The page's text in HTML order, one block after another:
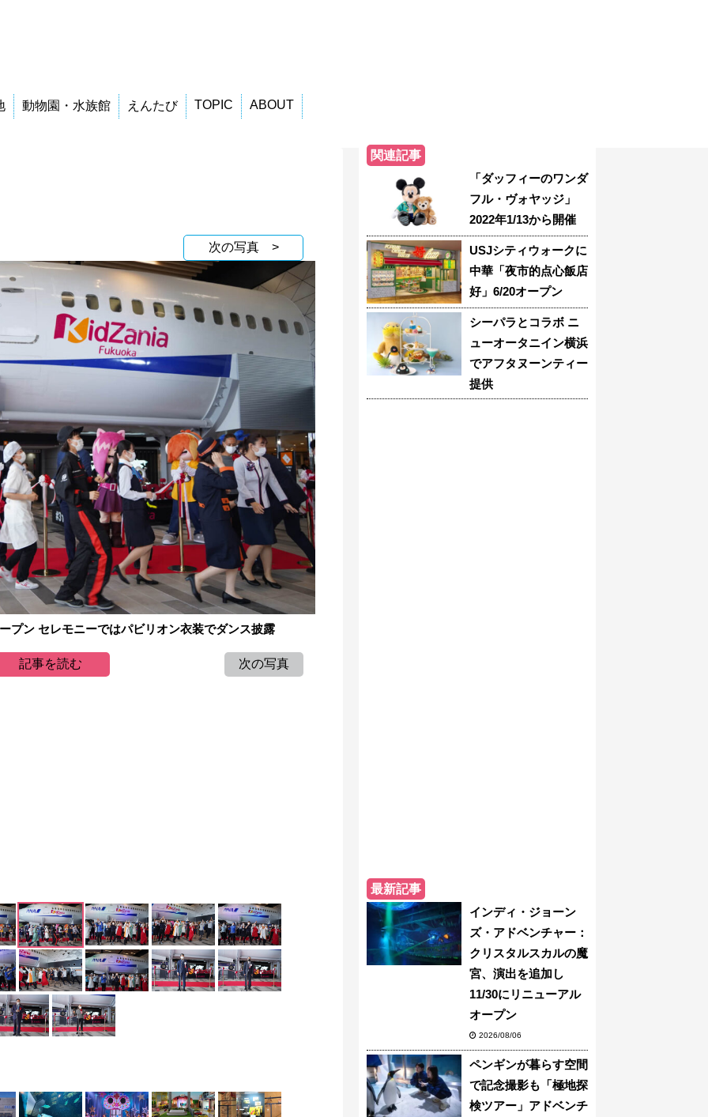
動物園・水族館 えんたび TOPIC ABOUT
次の写真 >
プン セレモニーではパビリオン衣装でダンス披露
記事を読む 次の写真
関連記事
「ダッフィーのワンダ
フル・ヴォヤッジ」
2022年1/13から開催
USJシティウォークに
中華「夜市的点心飯店
好」6/20オープン
シーパラとコラボ ニ
ューオータニイン横浜
でアフタヌーンティー
提供
最新記事
インディ・ジョーン
ズ・アドベンチャー：
クリスタルスカルの魔
宮、演出を追加し
11/30にリニューアル
オープン
2026/08/06
ペンギンが暮らす空間
で記念撮影も「極地探
検ツアー」アドベンチ